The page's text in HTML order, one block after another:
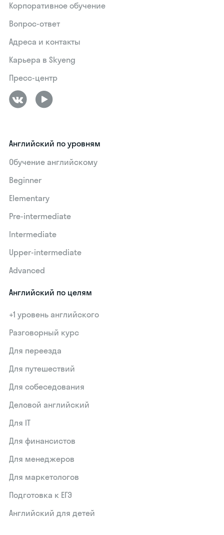
Корпоративное обучение
Вопрос-ответ
Адреса и контакты
Карьера в Skyeng
Пресс-центр
Английский по уровням
Обучение английскому
Beginner
Elementary
Pre-intermediate
Intermediate
Upper-intermediate
Advanced
Английский по целям
+1 уровень английского
Разговорный курс
Для переезда
Для путешествий
Для собеседования
Деловой английский
Для IT
Для финансистов
Для менеджеров
Для маркетологов
Подготовка к ЕГЭ
Английский для детей